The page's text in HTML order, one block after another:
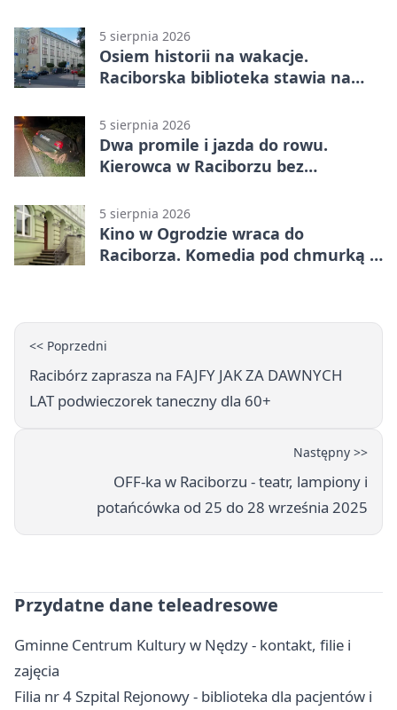
5 sierpnia 2026
Osiem historii na wakacje.
Raciborska biblioteka stawia na
5 sierpnia 2026
Dwa promile i jazda do rowu.
Kierowca w Raciborzu bez
5 sierpnia 2026
Kino w Ogrodzie wraca do
Raciborza. Komedia pod chmurką w
<< Poprzedni
Racibórz zaprasza na FAJFY JAK ZA DAWNYCH
LAT podwieczorek taneczny dla 60+
Następny >>
OFF-ka w Raciborzu - teatr, lampiony i
potańcówka od 25 do 28 września 2025
Przydatne dane teleadresowe
Gminne Centrum Kultury w Nędzy - kontakt, filie i
zajęcia
Filia nr 4 Szpital Rejonowy - biblioteka dla pacjentów i